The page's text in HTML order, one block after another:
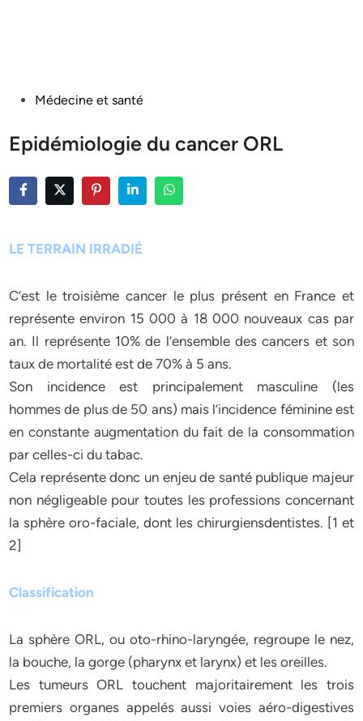
PostedMédecine et santé
Epidémiologie du cancer ORL
LE TERRAIN IRRADIÉ
C’est le troisième cancer le plus présent en France et
représente environ 15 000 à 18 000 nouveaux cas par
an. Il représente 10% de l’ensemble des cancers et son
taux de mortalité est de 70% à 5 ans.
Son incidence est principalement masculine (les
hommes de plus de 50 ans) mais l’incidence féminine est
en constante augmentation du fait de la consommation
par celles-ci du tabac.
Cela représente donc un enjeu de santé publique majeur
non négligeable pour toutes les professions concernant
la sphère oro-faciale, dont les chirurgiensdentistes. [1 et
2]
Classification
La sphère ORL, ou oto-rhino-laryngée, regroupe le nez,
la bouche, la gorge (pharynx et larynx) et les oreilles.
Les tumeurs ORL touchent majoritairement les trois
premiers organes appelés aussi voies aéro-digestives